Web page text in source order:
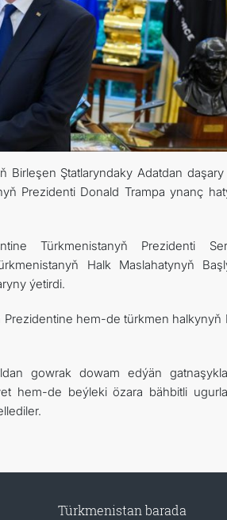
DIM
ÜÇIN BILDIRIŞ
Birleşen Ştatlaryndaky Adatdan
Prezidenti Donald Trampa ynanç
Türkmenistanyň Prezidenti
Halk Maslahatynyň
ýetirdi.
hem-de türkmen halkynyň
gowrak dowam edýän
hem-de beýleki özara bähbitli
Türkmenistan barada